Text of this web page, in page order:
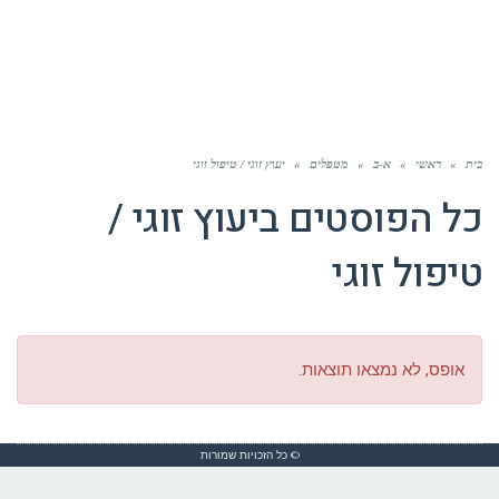
בית » ראשי » א-ב » מטפלים » יעוץ זוגי / טיפול זוגי
כל הפוסטים ביעוץ זוגי /
טיפול זוגי
אופס, לא נמצאו תוצאות.
© כל הזכויות שמורות